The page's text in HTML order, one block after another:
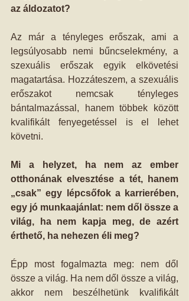
az áldozatot?
Az már a tényleges erőszak, ami a
legsúlyosabb nemi bűncselekmény, a
szexuális erőszak egyik elkövetési
magatartása. Hozzáteszem, a szexuális
erőszakot nemcsak tényleges
bántalmazással, hanem többek között
kvalifikált fenyegetéssel is el lehet
követni.
Mi a helyzet, ha nem az ember
otthonának elvesztése a tét, hanem
„csak” egy lépcsőfok a karrierében,
egy jó munkaajánlat: nem dől össze a
világ, ha nem kapja meg, de azért
érthető, ha nehezen éli meg?
Épp most fogalmazta meg: nem dől
össze a világ. Ha nem dől össze a világ,
akkor nem beszélhetünk kvalifikált